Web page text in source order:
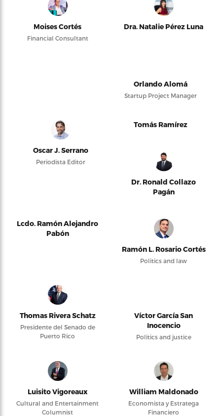
Moises Cortés
Financial Consultant
Dra. Natalie Pérez Luna
Orlando Alomá
Startup Project Manager
Oscar J. Serrano
Periodista Editor
Tomás Ramírez
Dr. Ronald Collazo
Pagán
Lcdo. Ramón Alejandro
Pabón
Ramón L. Rosario Cortés
Politics and law
Thomas Rivera Schatz
Presidente del Senado de
Puerto Rico
Víctor García San
Inocencio
Politics and justice
Luisito Vigoreaux
Cultural and Entertainment
Columnist
William Maldonado
Economista y Estratega
Financiero